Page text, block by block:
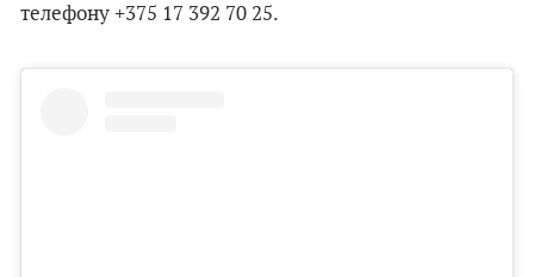
телефону +375 17 392 70 25.